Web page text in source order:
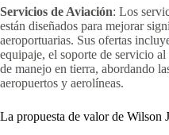
Servicios de Aviación: Los
están diseñados para mejorar
aeroportuarias. Sus ofertas
equipaje, el soporte de servicio
de manejo en tierra, abordando
aeropuertos y aerolíneas.
La propuesta de valor de Wilson